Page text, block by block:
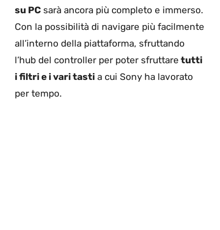
su PC sarà ancora più completo e immerso.
Con la possibilità di navigare più facilmente
all’interno della piattaforma, sfruttando
l’hub del controller per poter sfruttare tutti
i filtri e i vari tasti a cui Sony ha lavorato
per tempo.